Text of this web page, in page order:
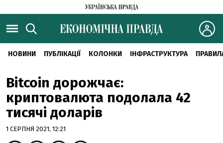
НОВИНИ ПУБЛІКАЦІЇ КОЛОНКИ ІНФРАСТРУКТУРА
Bitcoin дорожчає:
криптовалюта подолала 42
тисячі доларів
1 СЕРПНЯ 2021, 12:21